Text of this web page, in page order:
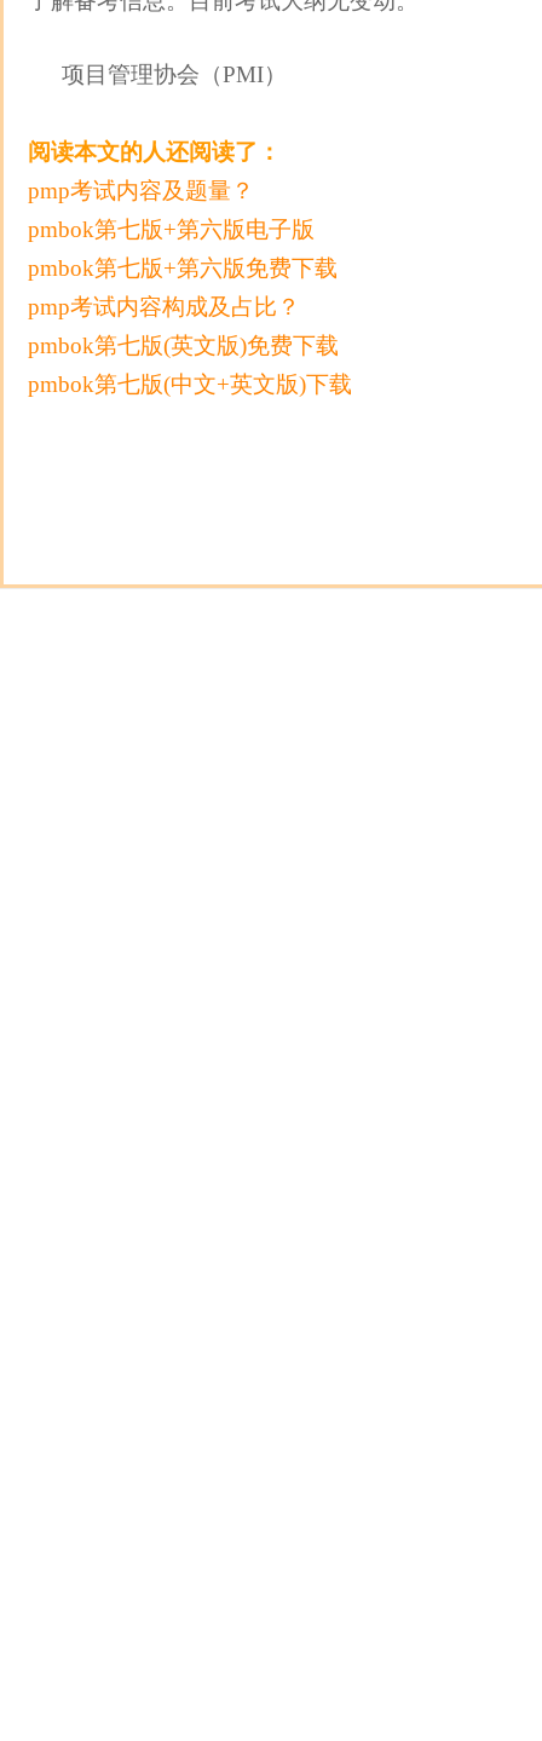
项目管理协会（PMI）
阅读本文的人还阅读了：
pmp考试内容及题量？
pmbok第七版+第六版电子版
pmbok第七版+第六版免费下载
pmp考试内容构成及占比？
pmbok第七版(英文版)免费下载
pmbok第七版(中文+英文版)下载